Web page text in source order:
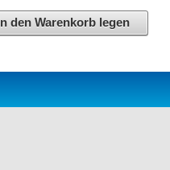
In den Warenkorb legen